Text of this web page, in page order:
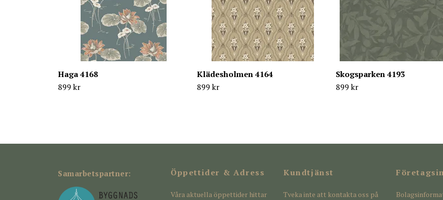
Haga 4168
899 kr
Klädesholmen 4164
899 kr
Skogsparken 4193
899 kr
Samarbetspartner: Öppettider & Adress
Våra aktuella öppettider hittar
Kundtjänst
Tveka inte att kontakta oss på